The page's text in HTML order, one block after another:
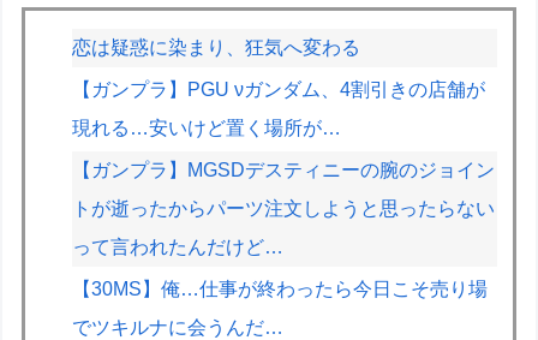
恋は疑惑に染まり、狂気へ変わる
【ガンプラ】PGU νガンダム、4割引きの店舗が
現れる…安いけど置く場所が…
【ガンプラ】MGSDデスティニーの腕のジョイン
トが逝ったからパーツ注文しようと思ったらない
って言われたんだけど…
【30MS】俺…仕事が終わったら今日こそ売り場
でツキルナに会うんだ…